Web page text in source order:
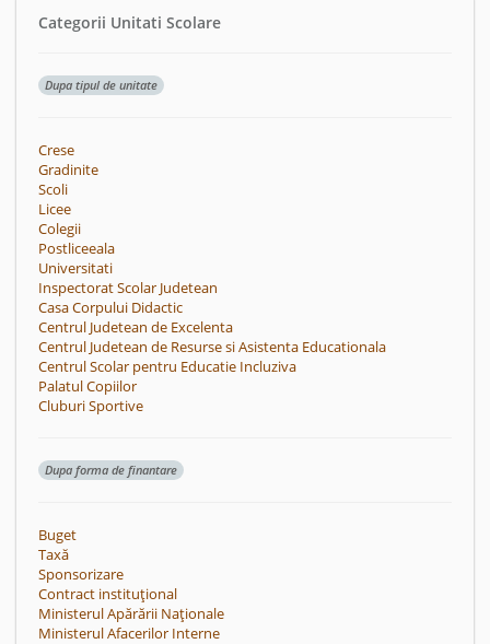
Categorii Unitati Scolare
Dupa tipul de unitate
Crese
Gradinite
Scoli
Licee
Colegii
Postliceeala
Universitati
Inspectorat Scolar Judetean
Casa Corpului Didactic
Centrul Judetean de Excelenta
Centrul Judetean de Resurse si Asistenta Educationala
Centrul Scolar pentru Educatie Incluziva
Palatul Copiilor
Cluburi Sportive
Dupa forma de finantare
Buget
Taxă
Sponsorizare
Contract instituțional
Ministerul Apărării Naționale
Ministerul Afacerilor Interne